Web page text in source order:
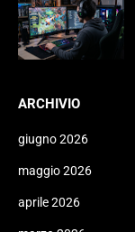
ARCHIVIO
giugno 2026
maggio 2026
aprile 2026